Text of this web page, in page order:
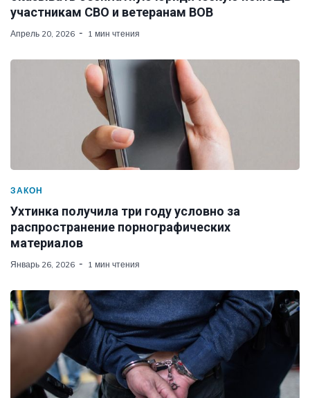
участникам СВО и ветеранам ВОВ
Апрель 20, 2026 1 мин чтения
ЗАКОН
Ухтинка получила три году условно за
распространение порнографических
материалов
Январь 26, 2026 1 мин чтения